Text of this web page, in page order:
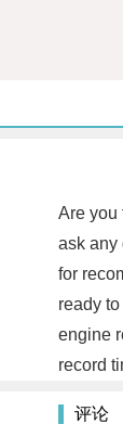
Are you
ask any
for
ready
engine
record
评论